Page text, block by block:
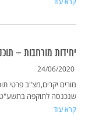
יחידות מורחבות –
24/06/2020
מורים יקרים,מצ"ב פרטי
שנכנסה לתוקפה
קרא עוד